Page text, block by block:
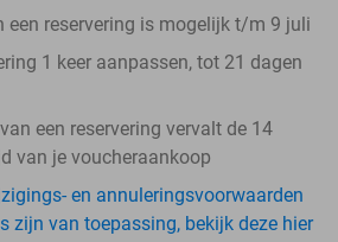
een reservering is mogelijk t/m 9 juli
1 keer aanpassen, tot 21 dagen
een reservering vervalt de 14
van je voucheraankoop
en annuleringsvoorwaarden
zijn van toepassing, bekijk deze hier